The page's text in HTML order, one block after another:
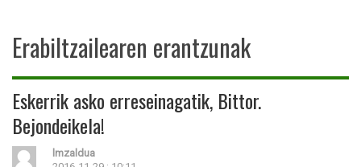
Erabiltzailearen erantzunak
Eskerrik asko erreseinagatik, Bittor.
Bejondeikela!
lmzaldua